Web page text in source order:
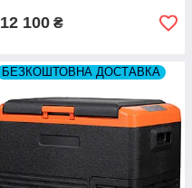
12 100 ₴
БЕЗКОШТОВНА ДОСТАВКА